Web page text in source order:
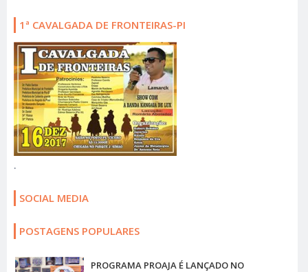
1ª CAVALGADA DE FRONTEIRAS-PI
.
SOCIAL MEDIA
POSTAGENS POPULARES
PROGRAMA PROAJA É LANÇADO NO